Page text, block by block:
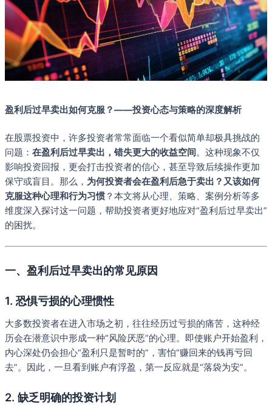
盈利后过早卖出如何克服？——投资心态与策略的深度解析
在股票投资中，许多投资者常常面临一个看似简单却极具挑战的
问题： 在盈利后过早卖出，错失更大的收益空间。这种现象不仅
影响投资回报，更会打击投资者的信心，甚至导致后续操作更加
保守或盲目。那么， 为何投资者会在盈利后急于卖出？又该如何
克服这种心理和行为习惯 ？本文将从心理、策略、案例分析等多
维度深入探讨这一问题，帮助投资者更好地应对“盈利后过早卖出”
的困扰。
一、盈利后过早卖出的常见原因
1. 恐惧亏损的心理惯性
大多数投资者在进入市场之初，往往经历过亏损的痛苦，这种经
历会在潜意识中形成一种“风险厌恶”的心理。即使账户开始盈利，
内心深处仍会担心“盈利只是暂时的”，害怕“赚回来的钱再亏回
去”。因此，一旦看到账户有浮盈，第一反应就是“落袋为安”。
2. 缺乏明确的投资计划